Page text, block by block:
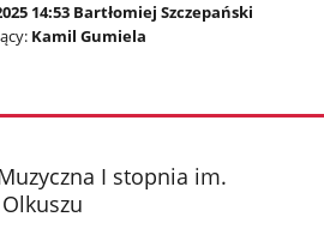
14:53 Bartłomiej Szczepański
Kamil Gumiela
I stopnia im.